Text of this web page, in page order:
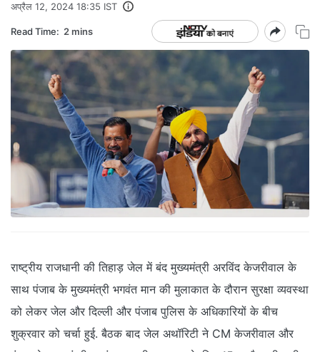
अप्रैल 12, 2024 18:35 IST
Read Time: 2 mins
राष्ट्रीय राजधानी की तिहाड़ जेल में बंद मुख्यमंत्री अरविंद केजरीवाल के
साथ पंजाब के मुख्यमंत्री भगवंत मान की मुलाकात के दौरान सुरक्षा व्यवस्था
को लेकर जेल और दिल्ली और पंजाब पुलिस के अधिकारियों के बीच
शुक्रवार को चर्चा हुई. बैठक बाद जेल अथॉरिटी ने CM केजरीवाल और